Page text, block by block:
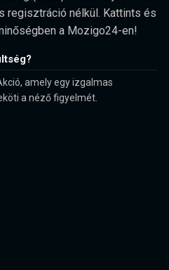
regisztráció nélkül. Kattints és
a Mozigo24-en!
amely egy izgalmas
a néző figyelmét.